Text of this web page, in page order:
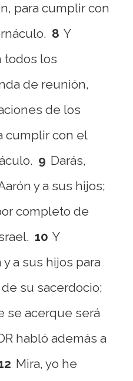
para cumplir con
8 Y
todos los
de reunión,
de los
cumplir con el
9 Darás,
y a sus hijos;
completo de
10 Y
a sus hijos para
su sacerdocio;
se acerque será
habló además a
Mira, yo he